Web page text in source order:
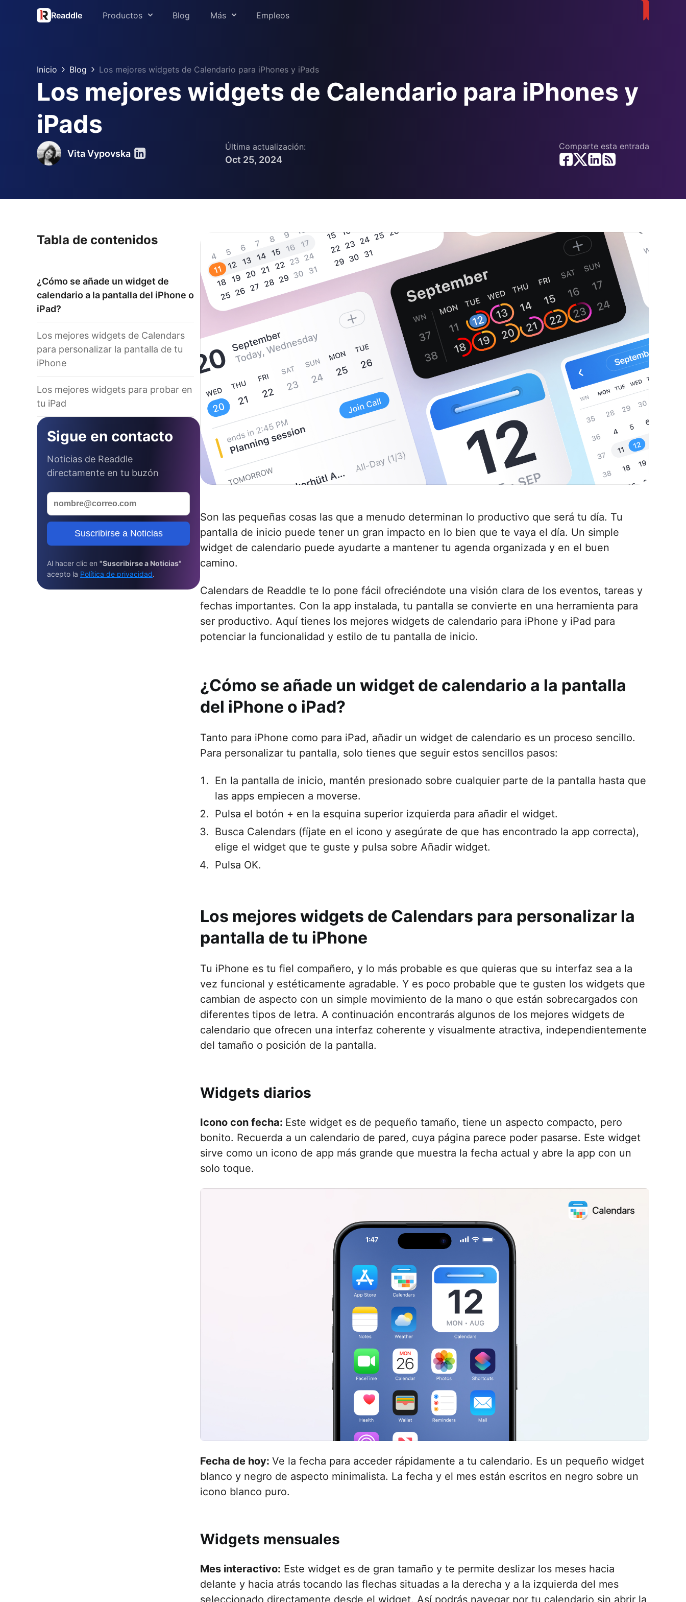
Readdle Productos
Spark
Scanner Pro
Fluix
Blog Más
Prensa
Soporte
Readdle para la educación
Empleos
Inicio Blog Los mejores widgets de Calendario para iPhones y iPads
Los mejores widgets de Calendario para iPhones y
iPads
Vita Vypovska
Última actualización:
Oct 25, 2024
Comparte esta entrada
Tabla de contenidos
¿Cómo se añade un widget de
calendario a la pantalla del iPhone o
iPad?
Los mejores widgets de Calendars
para personalizar la pantalla de tu
iPhone
Los mejores widgets para probar en
tu iPad
Sigue en contacto
Noticias de Readdle
directamente en tu buzón
Suscribirse a Noticias
Al hacer clic en "Suscribirse a Noticias"
acepto la Política de privacidad.
Son las pequeñas cosas las que a menudo determinan lo productivo que será tu día. Tu
pantalla de inicio puede tener un gran impacto en lo bien que te vaya el día. Un simple
widget de calendario puede ayudarte a mantener tu agenda organizada y en el buen
camino.
Calendars de Readdle te lo pone fácil ofreciéndote una visión clara de los eventos, tareas y
fechas importantes. Con la app instalada, tu pantalla se convierte en una herramienta para
ser productivo. Aquí tienes los mejores widgets de calendario para iPhone y iPad para
potenciar la funcionalidad y estilo de tu pantalla de inicio.
¿Cómo se añade un widget de calendario a la pantalla
del iPhone o iPad?
Tanto para iPhone como para iPad, añadir un widget de calendario es un proceso sencillo.
Para personalizar tu pantalla, solo tienes que seguir estos sencillos pasos:
En la pantalla de inicio, mantén presionado sobre cualquier parte de la pantalla hasta que
las apps empiecen a moverse.
Pulsa el botón + en la esquina superior izquierda para añadir el widget.
Busca Calendars (fíjate en el icono y asegúrate de que has encontrado la app correcta),
elige el widget que te guste y pulsa sobre Añadir widget.
Pulsa OK.
Los mejores widgets de Calendars para personalizar la
pantalla de tu iPhone
Tu iPhone es tu fiel compañero, y lo más probable es que quieras que su interfaz sea a la
vez funcional y estéticamente agradable. Y es poco probable que te gusten los widgets que
cambian de aspecto con un simple movimiento de la mano o que están sobrecargados con
diferentes tipos de letra. A continuación encontrarás algunos de los mejores widgets de
calendario que ofrecen una interfaz coherente y visualmente atractiva, independientemente
del tamaño o posición de la pantalla.
Widgets diarios
Icono con fecha: Este widget es de pequeño tamaño, tiene un aspecto compacto, pero
bonito. Recuerda a un calendario de pared, cuya página parece poder pasarse. Este widget
sirve como un icono de app más grande que muestra la fecha actual y abre la app con un
solo toque.
Fecha de hoy: Ve la fecha para acceder rápidamente a tu calendario. Es un pequeño widget
blanco y negro de aspecto minimalista. La fecha y el mes están escritos en negro sobre un
icono blanco puro.
Widgets mensuales
Mes interactivo: Este widget es de gran tamaño y te permite deslizar los meses hacia
delante y hacia atrás tocando las flechas situadas a la derecha y a la izquierda del mes
seleccionado directamente desde el widget. Así podrás navegar por tu calendario sin abrir la